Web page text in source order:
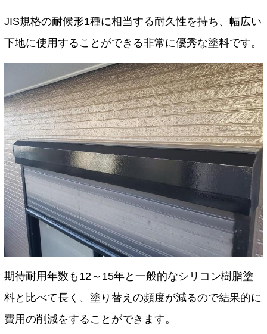
JIS規格の耐候形1種に相当する耐久性を持ち、幅広い
下地に使用することができる非常に優秀な塗料です。
期待耐用年数も12～15年と一般的なシリコン樹脂塗
料と比べて長く、塗り替えの頻度が減るので結果的に
費用の削減をすることができます。